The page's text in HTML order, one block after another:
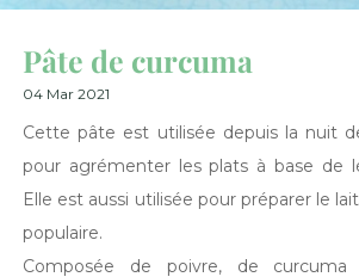
Pâte de curcuma
04 Mar 2021
Cette pâte est utilisée depuis la nuit
pour agrémenter les plats à base de
Elle est aussi utilisée pour préparer le
populaire.
Composée de poivre, de curcuma